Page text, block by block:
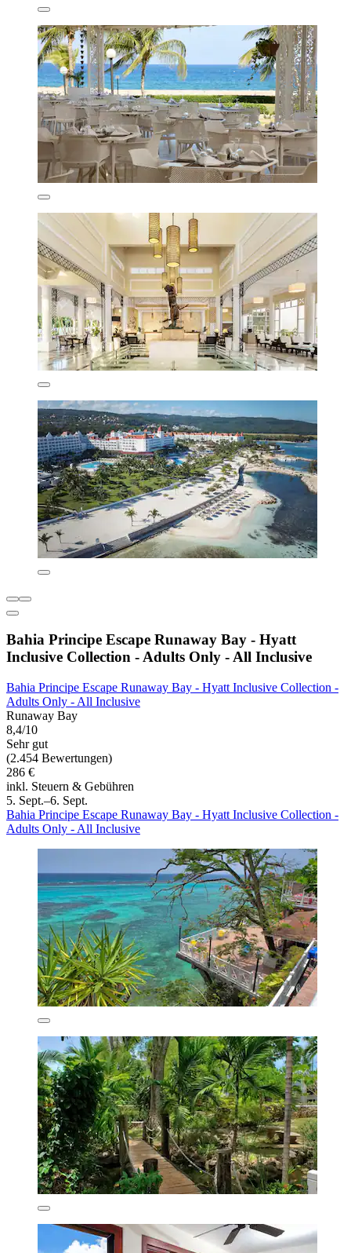
Bahia Principe Escape Runaway Bay - Hyatt
Inclusive Collection - Adults Only - All Inclusive
Bahia Principe Escape Runaway Bay - Hyatt Inclusive Collection -
Adults Only - All Inclusive
Runaway Bay
8,4/10
Sehr gut
(2.454 Bewertungen)
286 €
inkl. Steuern & Gebühren
5. Sept.–6. Sept.
Bahia Principe Escape Runaway Bay - Hyatt Inclusive Collection -
Adults Only - All Inclusive